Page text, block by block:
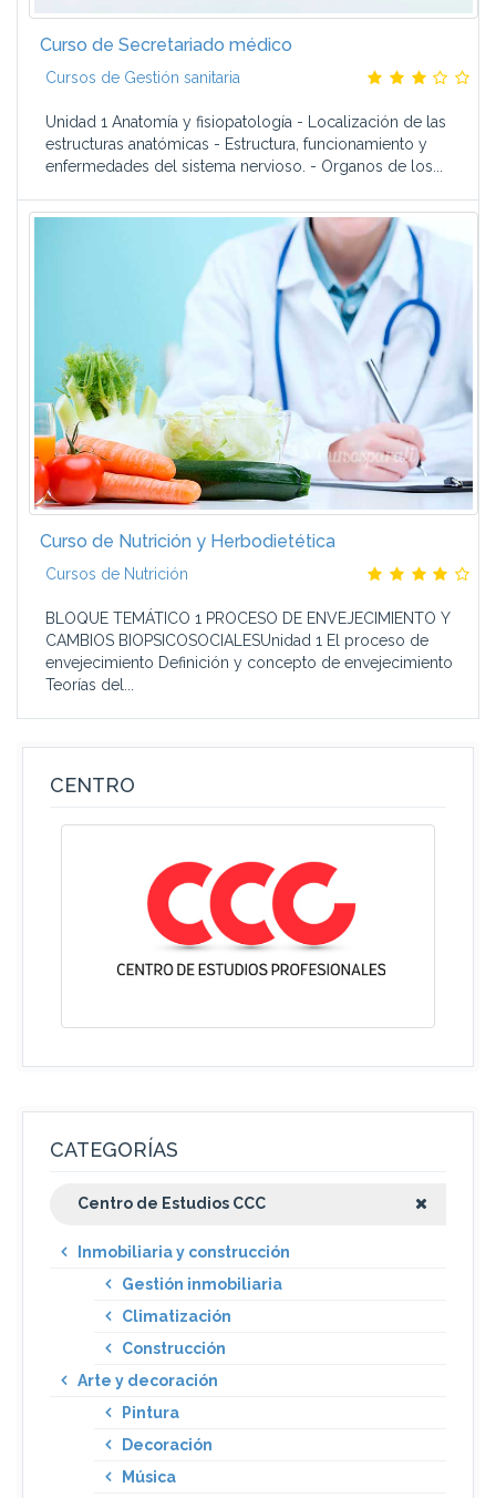
Curso de Secretariado médico
Cursos de Gestión sanitaria
Unidad 1 Anatomía y fisiopatología - Localización de las
estructuras anatómicas - Estructura, funcionamiento y
enfermedades del sistema nervioso. - Organos de los...
Curso de Nutrición y Herbodietética
Cursos de Nutrición
BLOQUE TEMÁTICO 1 PROCESO DE ENVEJECIMIENTO Y
CAMBIOS BIOPSICOSOCIALESUnidad 1 El proceso de
envejecimiento Definición y concepto de envejecimiento
Teorías del...
CENTRO
CATEGORÍAS
Centro de Estudios CCC
Inmobiliaria y construcción
Gestión inmobiliaria
Climatización
Construcción
Arte y decoración
Pintura
Decoración
Música